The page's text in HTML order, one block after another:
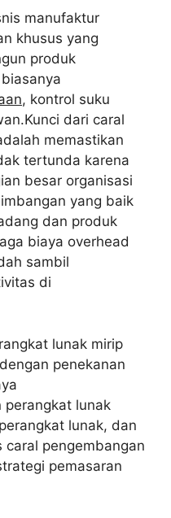
manufaktur
khusus yang
produk
, kontrol suku
dari caral
memastikan
tertunda karena
besar organisasi
yang baik
dan produk
biaya overhead
sambil
di
lunak mirip
penekanan
perangkat lunak
lunak, dan
caral pengembangan
pemasaran